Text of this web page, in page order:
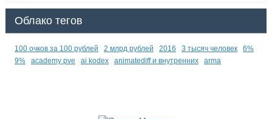
Облако тегов
100 очков за 100 рублей 2 млрд рублей 2016 3 тысяч человек
6%
9%
academy pve ai kodex animatediff и внутренних arma